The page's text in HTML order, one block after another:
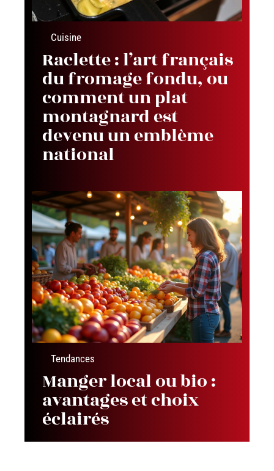
Cuisine
Raclette : l’art français
du fromage fondu, ou
comment un plat
montagnard est
devenu un emblème
national
Tendances
Manger local ou bio :
avantages et choix
éclairés